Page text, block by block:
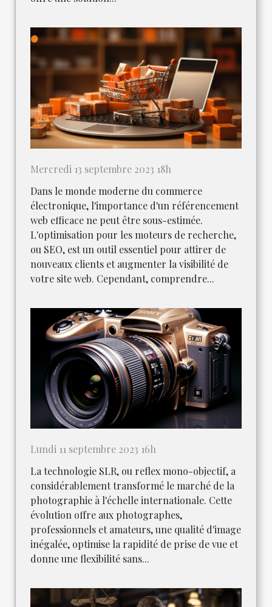
Mercredi 13 septembre 2023 18h
Dans le monde moderne du commerce
électronique, l'importance d'un référencement
web efficace ne peut être sous-estimée.
L'optimisation pour les moteurs de recherche,
ou SEO, est un outil essentiel pour attirer de
nouveaux clients et augmenter la visibilité de
votre site web. Cependant, comprendre...
Lundi 11 septembre 2023 16h
La technologie SLR, ou reflex mono-objectif, a
considérablement transformé le marché de la
photographie à l'échelle internationale. Cette
évolution offre aux photographes,
professionnels et amateurs, une qualité d'image
inégalée, optimise la rapidité de prise de vue et
donne une flexibilité sans...